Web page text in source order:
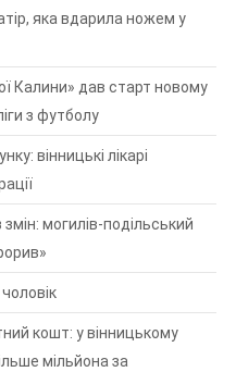
яка вдарила ножем у
Калини» дав старт новому
з футболу
вінницькі лікарі
могилів-подільський
кошт: у вінницькому
мільйона за